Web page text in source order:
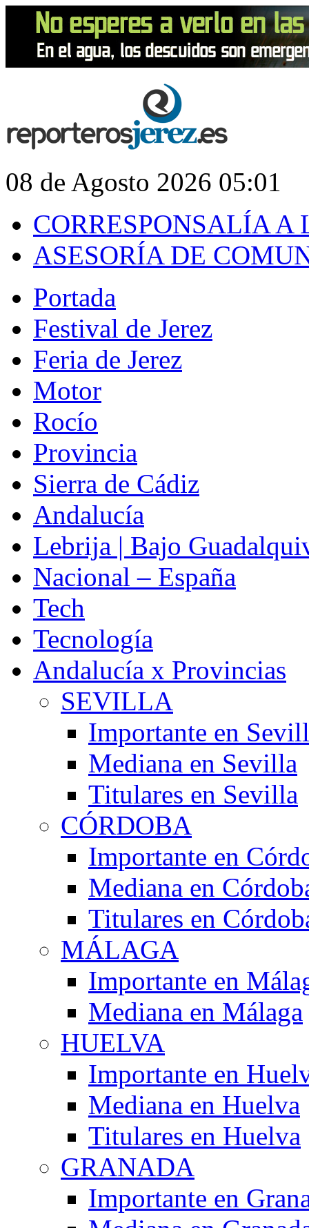
08 de Agosto 2026 05:01
CORRESPONSALÍA A
ASESORÍA DE
Portada
Festival de Jerez
Feria de Jerez
Motor
Rocío
Provincia
Sierra de Cádiz
Andalucía
Lebrija | Bajo
Nacional – España
Tech
Tecnología
Andalucía x Provincias
SEVILLA
Importante en
Mediana en Sevilla
Titulares en Sevilla
CÓRDOBA
Importante en
Mediana en
Titulares en
MÁLAGA
Importante en
Mediana en Málaga
HUELVA
Importante en
Mediana en Huelva
Titulares en Huelva
GRANADA
Importante en